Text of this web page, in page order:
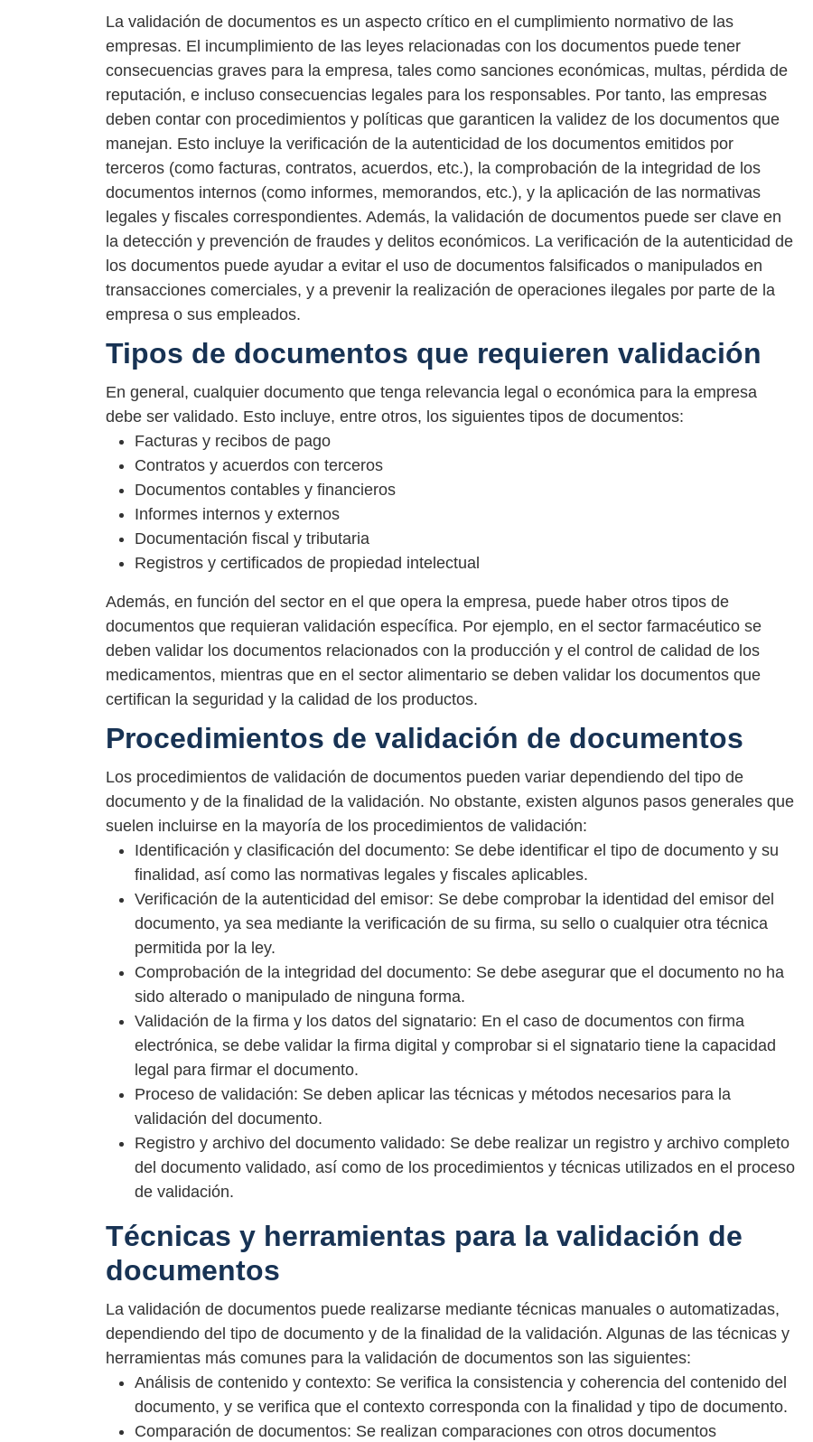
La validación de documentos es un aspecto crítico en el cumplimiento normativo de las
empresas. El incumplimiento de las leyes relacionadas con los documentos puede tener
consecuencias graves para la empresa, tales como sanciones económicas, multas, pérdida de
reputación, e incluso consecuencias legales para los responsables. Por tanto, las empresas
deben contar con procedimientos y políticas que garanticen la validez de los documentos que
manejan. Esto incluye la verificación de la autenticidad de los documentos emitidos por
terceros (como facturas, contratos, acuerdos, etc.), la comprobación de la integridad de los
documentos internos (como informes, memorandos, etc.), y la aplicación de las normativas
legales y fiscales correspondientes. Además, la validación de documentos puede ser clave en
la detección y prevención de fraudes y delitos económicos. La verificación de la autenticidad de
los documentos puede ayudar a evitar el uso de documentos falsificados o manipulados en
transacciones comerciales, y a prevenir la realización de operaciones ilegales por parte de la
empresa o sus empleados.
Tipos de documentos que requieren validación
En general, cualquier documento que tenga relevancia legal o económica para la empresa
debe ser validado. Esto incluye, entre otros, los siguientes tipos de documentos:
Facturas y recibos de pago
Contratos y acuerdos con terceros
Documentos contables y financieros
Informes internos y externos
Documentación fiscal y tributaria
Registros y certificados de propiedad intelectual
Además, en función del sector en el que opera la empresa, puede haber otros tipos de
documentos que requieran validación específica. Por ejemplo, en el sector farmacéutico se
deben validar los documentos relacionados con la producción y el control de calidad de los
medicamentos, mientras que en el sector alimentario se deben validar los documentos que
certifican la seguridad y la calidad de los productos.
Procedimientos de validación de documentos
Los procedimientos de validación de documentos pueden variar dependiendo del tipo de
documento y de la finalidad de la validación. No obstante, existen algunos pasos generales que
suelen incluirse en la mayoría de los procedimientos de validación:
Identificación y clasificación del documento: Se debe identificar el tipo de documento y su
finalidad, así como las normativas legales y fiscales aplicables.
Verificación de la autenticidad del emisor: Se debe comprobar la identidad del emisor del
documento, ya sea mediante la verificación de su firma, su sello o cualquier otra técnica
permitida por la ley.
Comprobación de la integridad del documento: Se debe asegurar que el documento no ha
sido alterado o manipulado de ninguna forma.
Validación de la firma y los datos del signatario: En el caso de documentos con firma
electrónica, se debe validar la firma digital y comprobar si el signatario tiene la capacidad
legal para firmar el documento.
Proceso de validación: Se deben aplicar las técnicas y métodos necesarios para la
validación del documento.
Registro y archivo del documento validado: Se debe realizar un registro y archivo completo
del documento validado, así como de los procedimientos y técnicas utilizados en el proceso
de validación.
Técnicas y herramientas para la validación de
documentos
La validación de documentos puede realizarse mediante técnicas manuales o automatizadas,
dependiendo del tipo de documento y de la finalidad de la validación. Algunas de las técnicas y
herramientas más comunes para la validación de documentos son las siguientes:
Análisis de contenido y contexto: Se verifica la consistencia y coherencia del contenido del
documento, y se verifica que el contexto corresponda con la finalidad y tipo de documento.
Comparación de documentos: Se realizan comparaciones con otros documentos